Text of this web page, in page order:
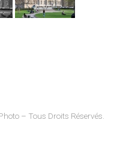
– Tous Droits Réservés.